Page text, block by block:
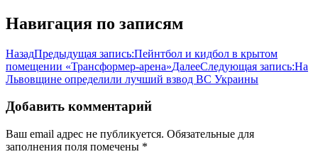
Навигация по записям
НазадПредыдущая запись:Пейнтбол и кидбол в крытом
помещении «Трансформер-арена»ДалееСледующая запись:На
Львовщине определили лучший взвод ВС Украины
Добавить комментарий
Ваш email адрес не публикуется. Обязательные для
заполнения поля помечены *